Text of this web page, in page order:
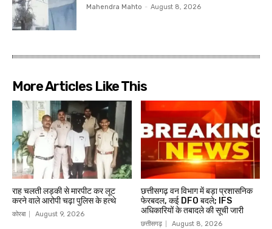
Mahendra Mahto - August 8, 2026
More Articles Like This
राह चलती लड़की से मारपीट कर लूट
करने वाले आरोपी चढ़ा पुलिस के हत्थे
कोरबा August 9, 2026
छत्तीसगढ़ वन विभाग में बड़ा प्रशासनिक
फेरबदल, कई DFO बदले; IFS
अधिकारियों के तबादले की सूची जारी
छत्तीसगढ़ August 8, 2026